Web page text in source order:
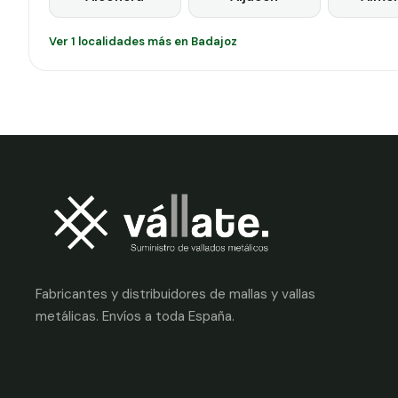
Ver 1 localidades más en Badajoz
Fabricantes y distribuidores de mallas y vallas
metálicas. Envíos a toda España.